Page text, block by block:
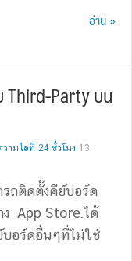
อ่าน »
Third-Party บน
ามไอที 24 ชั่วโมง 13
รถติดตั้งคีย์บอร์ด
App Store.ได้
บอร์ดอื่นๆที่ไม่ใช่